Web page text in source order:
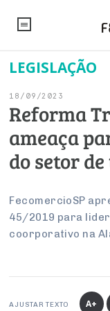
NOTÍCIAS
Editorial
Artigos
Institucional
PROJETOS
UM BRASIL
Economia
Pesquisas
Internacional
Inteligência Artificial
Trabalho
Empresas
Negócios
Varejo
ESG
Últimas Notícias
SINDICATOS
PESQUISAS
INSTITUCIONAL
Sobre
Negociações
Conselho de Turismo
Conselho de
EMPRESAS
LEGISLAÇÃO
18/09/2023
Reforma
ameaça
do setor
FecomercioSP
45/2019 para
coorporativo na
AJUSTAR TEXTO A+